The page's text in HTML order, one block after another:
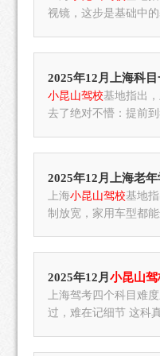
2025年12月上海科
小昆山驾校基地指出
去了绝对不懵：提前到
2025年12月上海老
上海小昆山驾校基地
制放宽，家用车型都能
2025年12月小昆山驾
上海驾考四个科目难
过，难在记